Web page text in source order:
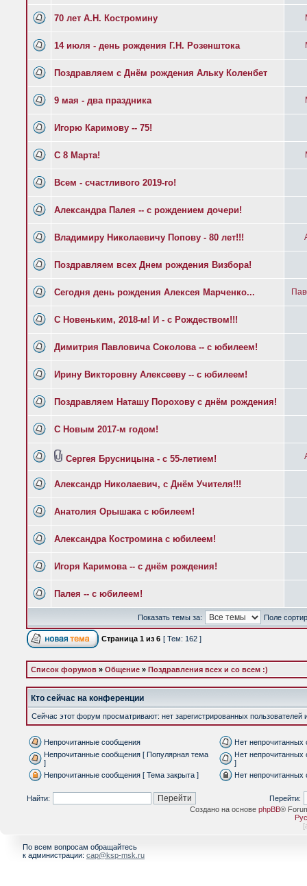
70 лет А.Н. Костромину
14 июля - день рождения Г.Н. Розенштока
Поздравляем с Днём рождения Альку Коленбет
9 мая - два праздника
Игорю Каримову -- 75!
С 8 Марта!
Всем - счастливого 2019-го!
Александра Палея -- с рождением дочери!
Владимиру Николаевичу Попову - 80 лет!!!
Поздравляем всех Днем рождения Визбора!
Сегодня день рождения Алексея Марченко...
C Новеньким, 2018-м! И - с Рождеством!!!
Димитрия Павловича Соколова -- с юбилеем!
Ирину Викторовну Алексееву -- с юбилеем!
Поздравляем Наташу Порохову с днём рождения!
С Новым 2017-м годом!
Сергея Брусницына - с 55-летием!
Александр Николаевич, с Днём Учителя!!!
Анатолия Орышака с юбилеем!
Александра Костромина с юбилеем!
Игоря Каримова -- с днём рождения!
Палея -- с юбилеем!
Показать темы за: Поле
Страница 1 из 6 [ Тем: 162 ]
Список форумов » Общение » Поздравления всех и со всем :)
Кто сейчас на конференции
Сейчас этот форум просматривают: нет зарегистрированных пользователей
Непрочитанные сообщения
Нет непрочитанных
Непрочитанные сообщения [ Популярная тема
]
Нет
]
Непрочитанные сообщения [ Тема закрыта ]
Нет непрочитанных
Найти:
Перейти:
Создано на основе phpBB®
[
По всем вопросам обращайтесь
к администрации: cap@ksp-msk.ru